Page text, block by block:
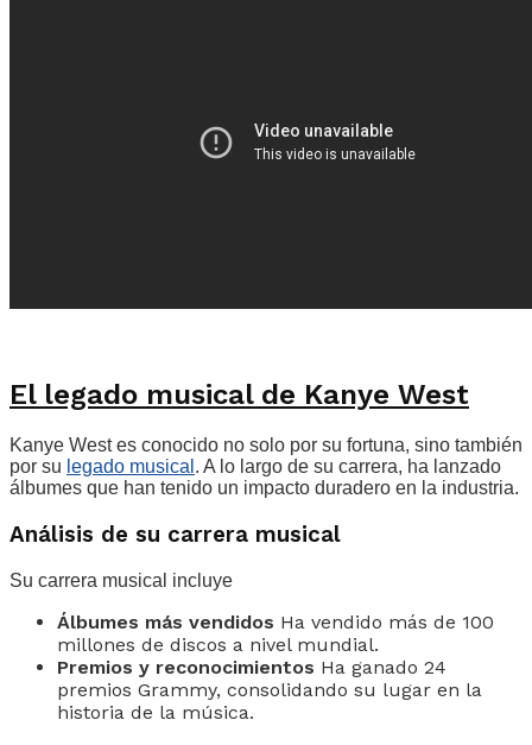
El legado musical de Kanye West
Kanye West es conocido no solo por su fortuna, sino también
por su legado musical . A lo largo de su carrera, ha lanzado
álbumes que han tenido un impacto duradero en la industria.
Análisis de su carrera musical
Su carrera musical incluye
Álbumes más vendidos Ha vendido más de 100
millones de discos a nivel mundial.
Premios y reconocimientos Ha ganado 24
premios Grammy, consolidando su lugar en la
historia de la música.